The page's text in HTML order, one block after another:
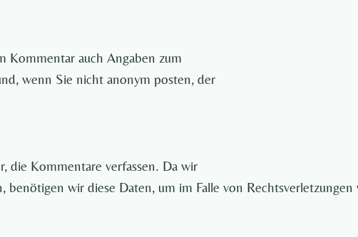
Kommentar auch Angaben zum
wenn Sie nicht anonym posten, der
die Kommentare verfassen. Da wir
wir diese Daten, um im Falle von